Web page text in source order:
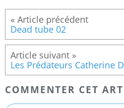
Dead tube 02
Les Prédateurs Catherine
COMMENTER CET